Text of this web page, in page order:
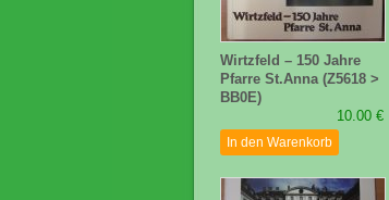
Wirtzfeld – 150 Jahre
Pfarre St.Anna (Z5618 >
BB0E)
10.00 €
In den Warenkorb